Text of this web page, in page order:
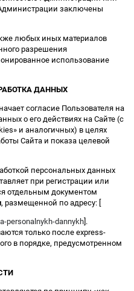
заключены
любых иных материалов
разрешения
использование
ДАННЫХ
согласие Пользователя на
о его действиях на Сайте (с
и аналогичных) в целях
Сайта и показа целевой
персональных данных
при регистрации или
отдельным документом
, размещенной по адресу: [
personalnykh-dannykh ].
только после express-
в порядке, предусмотренном